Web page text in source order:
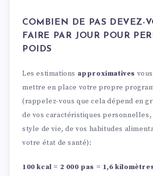
COMBIEN DE PAS DEVEZ-
FAIRE PAR JOUR POUR
POIDS
Les estimations approximatives
mettre en place votre propre
(rappelez-vous que cela dépend en
de vos caractéristiques personnelles,
style de vie, de vos habitudes
votre état de santé):
100 kcal = 2 000 pas = 1,6